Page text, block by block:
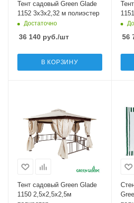
Тент садовый Green Glade
1152 3х3х2,32 м полиэстер
Достаточно
36 140 руб./шт
В КОРЗИНУ
56
Тент садовый Green Glade
1150 2,5х2,5х2,5м